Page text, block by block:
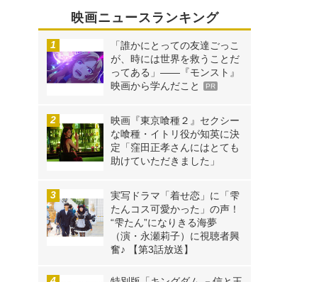
映画ニュースランキング
「誰かにとっての友達ごっこ
が、時には世界を救うことだ
ってある」――『モンスト』
映画から学んだこと
PR
映画『東京喰種２』セクシー
な喰種・イトリ役が知英に決
定「窪田正孝さんにはとても
助けていただきました」
実写ドラマ「着せ恋」に「雫
たんコス可愛かった」の声！
“雫たん”になりきる海夢
（演・永瀬莉子）に視聴者興
奮♪ 【第3話放送】